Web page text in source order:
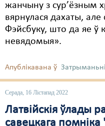
жанчыну з сур’ёзным
вярнулася дахаты,
Фэйсбуку, што да яе ў
невядомыя».
Апублікавана ў Затрыманьні
Серада, 16 Лістапад 2022
Латвійскія ўлады
савецкага